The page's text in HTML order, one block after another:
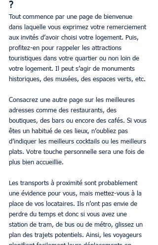
?
Tout commence par une page de bienvenue
dans laquelle vous exprimez votre remerciement
aux invités d’avoir choisi votre logement. Puis,
profitez-en pour rappeler les attractions
touristiques dans votre quartier ou non loin de
votre logement. Il peut s’agir de monuments
historiques, des musées, des espaces verts, etc.
Consacrez une autre page sur les meilleures
adresses comme des restaurants, des
boutiques, des bars ou encore des cafés. Si vous
êtes un habitué de ces lieux, n’oubliez pas
d’indiquer les meilleurs cocktails ou les meilleurs
plats. Votre touche personnelle sera une fois de
plus bien accueillie.
Les transports à proximité sont probablement
une évidence pour vous, mais mettez-vous à la
place de vos locataires. Ils n’ont pas envie de
perdre du temps et donc si vous avez une
station de tram, de bus ou de métro, glissez un
plan des trajets potentiels. Ainsi, les voyageurs